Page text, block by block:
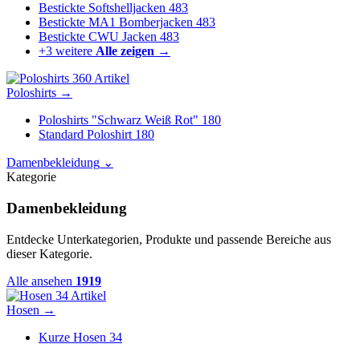
Bestickte Softshelljacken 483
Bestickte MA1 Bomberjacken 483
Bestickte CWU Jacken 483
+3 weitere Alle zeigen →
360 Artikel
Poloshirts →
Poloshirts "Schwarz Weiß Rot" 180
Standard Poloshirt 180
Damenbekleidung ⌄
Kategorie
Damenbekleidung
Entdecke Unterkategorien, Produkte und passende Bereiche aus
dieser Kategorie.
Alle ansehen 1919
34 Artikel
Hosen →
Kurze Hosen 34